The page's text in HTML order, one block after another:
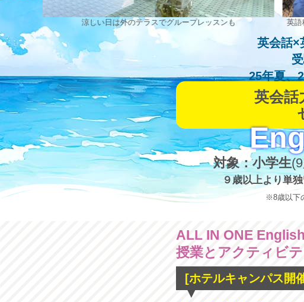
涼しい日は外のテラスでグループレッスンも
英語
英会話×
25年夏、
英会話
対象：小学生
９歳以上より単
※8歳以下
ALL IN ONE
授業とアクティビ
[ホテルキャンパス開
▼